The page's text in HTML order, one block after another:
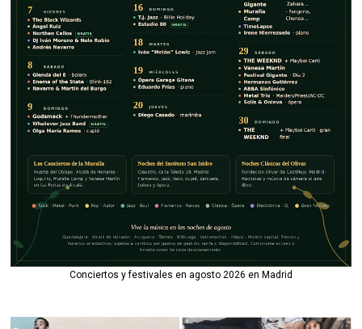
Conciertos y festivales en agosto 2026 en Madrid